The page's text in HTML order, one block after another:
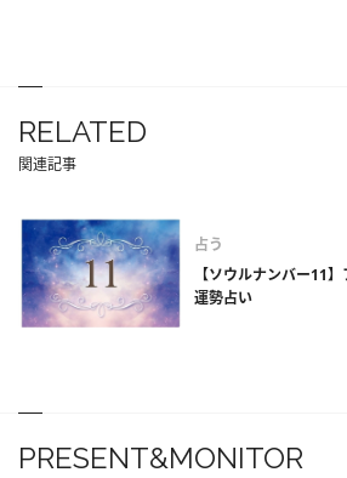
RELATED
関連記事
占う
【ソウルナンバー11
運勢占い
PRESENT&MONITOR